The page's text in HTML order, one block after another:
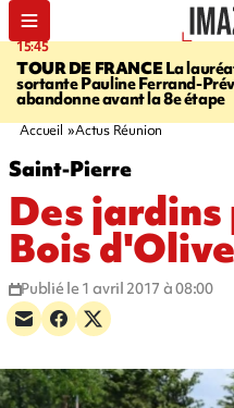
15:45
TOUR DE FRANCELa
sortante Pauline Ferrand-
abandonne avant la 8e étape
Accueil Actus Réunion
Saint-Pierre
Des
Bois
Publié le 1 avril 2017 à 08:00